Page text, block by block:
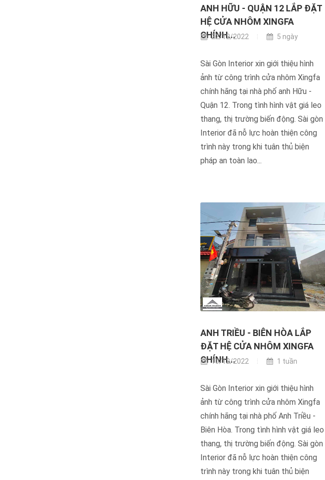
ANH HỮU - QUẬN 12 LẮP ĐẶT
HỆ CỬA NHÔM XINGFA
CHÍNH...
22/12/2022 5 ngày
Sài Gòn Interior xin giới thiệu hình
ảnh từ công trình cửa nhôm Xingfa
chính hãng tại nhà phố anh Hữu -
Quận 12. Trong tình hình vật giá leo
thang, thị trường biến động. Sài gòn
Interior đã nỗ lực hoàn thiện công
trình này trong khi tuân thủ biện
pháp an toàn lao...
ANH TRIỀU - BIÊN HÒA LẮP
ĐẶT HỆ CỬA NHÔM XINGFA
CHÍNH...
10/12/2022 1 tuần
Sài Gòn Interior xin giới thiệu hình
ảnh từ công trình cửa nhôm Xingfa
chính hãng tại nhà phố Anh Triều -
Biên Hòa. Trong tình hình vật giá leo
thang, thị trường biến động. Sài gòn
Interior đã nỗ lực hoàn thiện công
trình này trong khi tuân thủ biện